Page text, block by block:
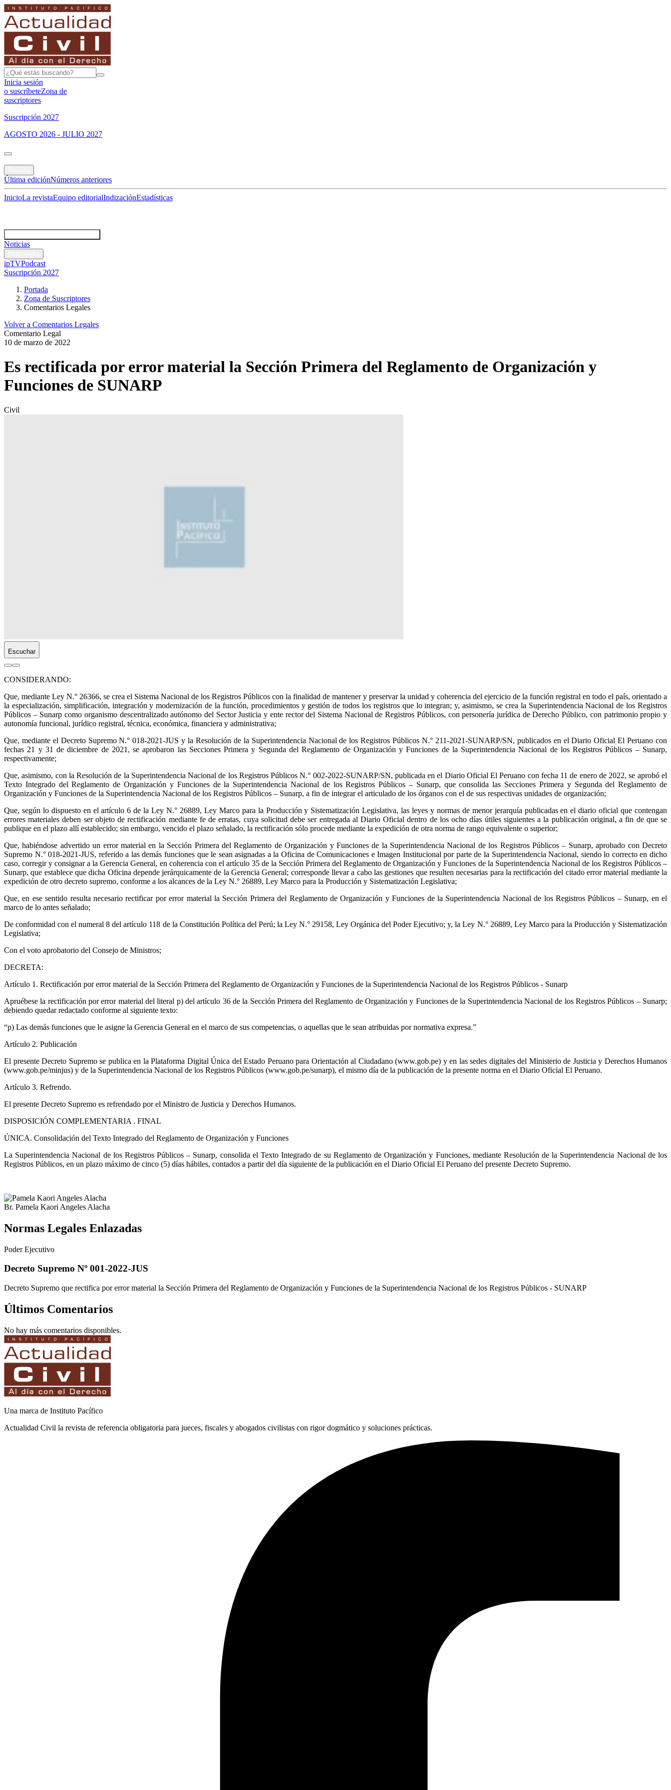
Inicia sesión
o suscríbeteZona de
suscriptores
Suscripción 2027
AGOSTO 2026 - JULIO 2027
Última ediciónNúmeros anteriores
InicioLa revistaEquipo editorialIndizaciónEstadísticas
Noticias
ipTVPodcast
Suscripción 2027
Portada
Zona de Suscriptores
Comentarios Legales
Volver a Comentarios Legales
Comentario Legal
10 de marzo de 2022
Es rectificada por error material la Sección Primera del Reglamento de Organización y
Funciones de SUNARP
Civil
Escuchar
CONSIDERANDO:
Que, mediante Ley N.° 26366, se crea el Sistema Nacional de los Registros Públicos con la finalidad de mantener y preservar la unidad y coherencia del ejercicio de la función registral en todo el país, orientado a
la especialización, simplificación, integración y modernización de la función, procedimientos y gestión de todos los registros que lo integran; y, asimismo, se crea la Superintendencia Nacional de los Registros
Públicos – Sunarp como organismo descentralizado autónomo del Sector Justicia y ente rector del Sistema Nacional de Registros Públicos, con personería jurídica de Derecho Público, con patrimonio propio y
autonomía funcional, jurídico registral, técnica, económica, financiera y administrativa;
Que, mediante el Decreto Supremo N.° 018-2021-JUS y la Resolución de la Superintendencia Nacional de los Registros Públicos N.° 211-2021-SUNARP/SN, publicados en el Diario Oficial El Peruano con
fechas 21 y 31 de diciembre de 2021, se aprobaron las Secciones Primera y Segunda del Reglamento de Organización y Funciones de la Superintendencia Nacional de los Registros Públicos – Sunarp,
respectivamente;
Que, asimismo, con la Resolución de la Superintendencia Nacional de los Registros Públicos N.° 002-2022-SUNARP/SN, publicada en el Diario Oficial El Peruano con fecha 11 de enero de 2022, se aprobó el
Texto Integrado del Reglamento de Organización y Funciones de la Superintendencia Nacional de los Registros Públicos – Sunarp, que consolida las Secciones Primera y Segunda del Reglamento de
Organización y Funciones de la Superintendencia Nacional de los Registros Públicos – Sunarp, a fin de integrar el articulado de los órganos con el de sus respectivas unidades de organización;
Que, según lo dispuesto en el artículo 6 de la Ley N.° 26889, Ley Marco para la Producción y Sistematización Legislativa, las leyes y normas de menor jerarquía publicadas en el diario oficial que contengan
errores materiales deben ser objeto de rectificación mediante fe de erratas, cuya solicitud debe ser entregada al Diario Oficial dentro de los ocho días útiles siguientes a la publicación original, a fin de que se
publique en el plazo allí establecido; sin embargo, vencido el plazo señalado, la rectificación sólo procede mediante la expedición de otra norma de rango equivalente o superior;
Que, habiéndose advertido un error material en la Sección Primera del Reglamento de Organización y Funciones de la Superintendencia Nacional de los Registros Públicos – Sunarp, aprobado con Decreto
Supremo N.° 018-2021-JUS, referido a las demás funciones que le sean asignadas a la Oficina de Comunicaciones e Imagen Institucional por parte de la Superintendencia Nacional, siendo lo correcto en dicho
caso, corregir y consignar a la Gerencia General, en coherencia con el artículo 35 de la Sección Primera del Reglamento de Organización y Funciones de la Superintendencia Nacional de los Registros Públicos –
Sunarp, que establece que dicha Oficina depende jerárquicamente de la Gerencia General; corresponde llevar a cabo las gestiones que resulten necesarias para la rectificación del citado error material mediante la
expedición de otro decreto supremo, conforme a los alcances de la Ley N.° 26889, Ley Marco para la Producción y Sistematización Legislativa;
Que, en ese sentido resulta necesario rectificar por error material la Sección Primera del Reglamento de Organización y Funciones de la Superintendencia Nacional de los Registros Públicos – Sunarp, en el
marco de lo antes señalado;
De conformidad con el numeral 8 del artículo 118 de la Constitución Política del Perú; la Ley N.° 29158, Ley Orgánica del Poder Ejecutivo; y, la Ley N.° 26889, Ley Marco para la Producción y Sistematización
Legislativa;
Con el voto aprobatorio del Consejo de Ministros;
DECRETA:
Artículo 1. Rectificación por error material de la Sección Primera del Reglamento de Organización y Funciones de la Superintendencia Nacional de los Registros Públicos - Sunarp
Apruébese la rectificación por error material del literal p) del artículo 36 de la Sección Primera del Reglamento de Organización y Funciones de la Superintendencia Nacional de los Registros Públicos – Sunarp;
debiendo quedar redactado conforme al siguiente texto:
“p) Las demás funciones que le asigne la Gerencia General en el marco de sus competencias, o aquellas que le sean atribuidas por normativa expresa.”
Artículo 2. Publicación
El presente Decreto Supremo se publica en la Plataforma Digital Única del Estado Peruano para Orientación al Ciudadano (www.gob.pe) y en las sedes digitales del Ministerio de Justicia y Derechos Humanos
(www.gob.pe/minjus) y de la Superintendencia Nacional de los Registros Públicos (www.gob.pe/sunarp), el mismo día de la publicación de la presente norma en el Diario Oficial El Peruano.
Artículo 3. Refrendo.
El presente Decreto Supremo es refrendado por el Ministro de Justicia y Derechos Humanos.
DISPOSICIÓN COMPLEMENTARIA . FINAL
ÚNICA. Consolidación del Texto Integrado del Reglamento de Organización y Funciones
La Superintendencia Nacional de los Registros Públicos – Sunarp, consolida el Texto Integrado de su Reglamento de Organización y Funciones, mediante Resolución de la Superintendencia Nacional de los
Registros Públicos, en un plazo máximo de cinco (5) días hábiles, contados a partir del día siguiente de la publicación en el Diario Oficial El Peruano del presente Decreto Supremo.
Br. Pamela Kaori Angeles Alacha
Normas Legales Enlazadas
Poder Ejecutivo
Decreto Supremo Nº 001-2022-JUS
Decreto Supremo que rectifica por error material la Sección Primera del Reglamento de Organización y Funciones de la Superintendencia Nacional de los Registros Públicos - SUNARP
Últimos Comentarios
No hay más comentarios disponibles.
Una marca de Instituto Pacífico
Actualidad Civil la revista de referencia obligatoria para jueces, fiscales y abogados civilistas con rigor dogmático y soluciones prácticas.